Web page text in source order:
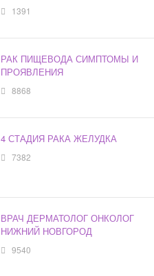
1391
РАК ПИЩЕВОДА СИМПТОМЫ И
ПРОЯВЛЕНИЯ
8868
4 СТАДИЯ РАКА ЖЕЛУДКА
7382
ВРАЧ ДЕРМАТОЛОГ ОНКОЛОГ
НИЖНИЙ НОВГОРОД
9540